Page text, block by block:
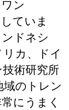
ン
ていま
ドネシ
カ、ドイ
術研究所
のトレン
にうまく